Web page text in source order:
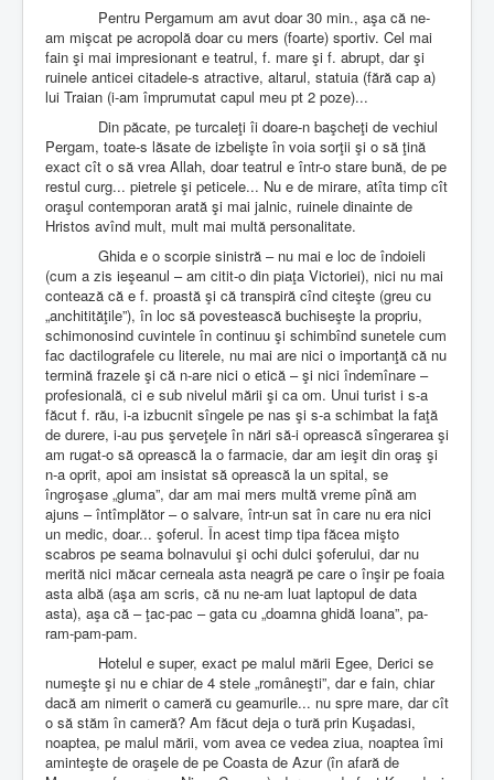
Pentru Pergamum am avut doar 30 min., aşa că ne-
am mişcat pe acropolă doar cu mers (foarte) sportiv. Cel mai
fain şi mai impresionant e teatrul, f. mare şi f. abrupt, dar şi
ruinele anticei citadele-s atractive, altarul, statuia (fără cap a)
lui Traian (i-am împrumutat capul meu pt 2 poze)...
Din păcate, pe turcaleţi îi doare-n başcheţi de vechiul
Pergam, toate-s lăsate de izbelişte în voia sorţii şi o să ţină
exact cît o să vrea Allah, doar teatrul e într-o stare bună, de pe
restul curg... pietrele şi peticele... Nu e de mirare, atîta timp cît
oraşul contemporan arată şi mai jalnic, ruinele dinainte de
Hristos avînd mult, mult mai multă personalitate.
Ghida e o scorpie sinistră – nu mai e loc de îndoieli
(cum a zis ieşeanul – am citit-o din piaţa Victoriei), nici nu mai
contează că e f. proastă şi că transpiră cînd citeşte (greu cu
„anchitităţile”), în loc să povestească buchiseşte la propriu,
schimonosind cuvintele în continuu şi schimbînd sunetele cum
fac dactilografele cu literele, nu mai are nici o importanţă că nu
termină frazele şi că n-are nici o etică – şi nici îndemînare –
profesională, ci e sub nivelul mării şi ca om. Unui turist i s-a
făcut f. rău, i-a izbucnit sîngele pe nas şi s-a schimbat la faţă
de durere, i-au pus şerveţele în nări să-i oprească sîngerarea şi
am rugat-o să oprească la o farmacie, dar am ieşit din oraş şi
n-a oprit, apoi am insistat să oprească la un spital, se
îngroşase „gluma”, dar am mai mers multă vreme pînă am
ajuns – întîmplător – o salvare, într-un sat în care nu era nici
un medic, doar... şoferul. În acest timp tipa făcea mişto
scabros pe seama bolnavului şi ochi dulci şoferului, dar nu
merită nici măcar cerneala asta neagră pe care o înşir pe foaia
asta albă (aşa am scris, că nu ne-am luat laptopul de data
asta), aşa că – ţac-pac – gata cu „doamna ghidă Ioana”, pa-
ram-pam-pam.
Hotelul e super, exact pe malul mării Egee, Derici se
numeşte şi nu e chiar de 4 stele „româneşti”, dar e fain, chiar
dacă am nimerit o cameră cu geamurile... nu spre mare, dar cît
o să stăm în cameră? Am făcut deja o tură prin Kuşadasi,
noaptea, pe malul mării, vom avea ce vedea ziua, noaptea îmi
aminteşte de oraşele de pe Coasta de Azur (în afară de